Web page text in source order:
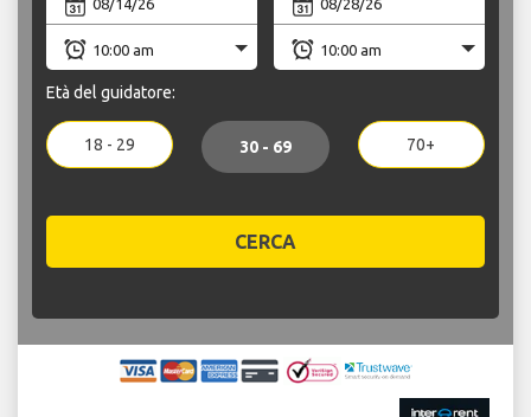
Età del guidatore:
18 - 29 30 - 69 70+
CERCA